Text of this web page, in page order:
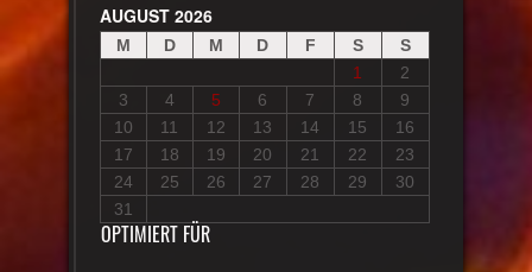
AUGUST 2026
M D M D F S
S
1
2
3
4 5 6 7 8
9
10
11 12 13 14 15
16
17
18 19 20 21 22
23
24
25 26 27 28 29
30
31
OPTIMIERT FÜR